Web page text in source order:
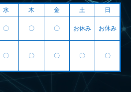
水 木 金 土
日
〇 〇 〇 お休み お休み
〇 〇 〇 〇 〇